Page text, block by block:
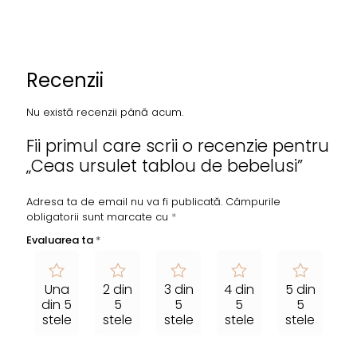
Recenzii
Nu există recenzii până acum.
Fii primul care scrii o recenzie pentru
„Ceas ursulet tablou de bebelusi”
Adresa ta de email nu va fi publicată. Câmpurile
obligatorii sunt marcate cu *
Evaluarea ta *
Una
din 5
stele
2 din
5
stele
3 din
5
stele
4 din
5
stele
5 din
5
stele